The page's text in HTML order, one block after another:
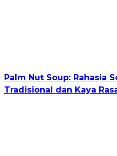
Palm Nut Soup: Rahasia
Tradisional dan Kaya